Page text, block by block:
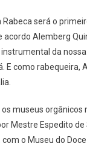
será o
acordo Alemberg
da
E como
museus orgânicos
Mestre Espedito
com o Museu do